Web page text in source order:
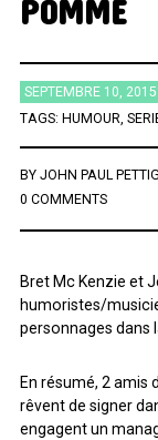
AFRICA
BRAZIL
BRITPOP
CLASSIQUE
GRAND NORD
INSTRUMENTAL
POP
POP ROCK
POMME
SEPTEMBRE 10, 2015
TAGS: HUMOUR,
BY JOHN PAUL
0 COMMENTS
Bret Mc Kenzie et
humoristes/
personnages dans
En résumé, 2 amis
rêvent de signer
engagent un